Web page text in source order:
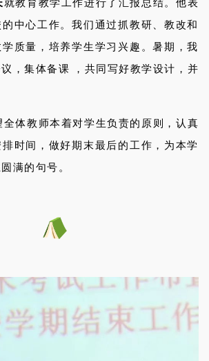
就教育教学工作进行了汇报总结。他表
中心工作。我们通过抓教研、教改和
质量，培养学生学习兴趣。暑期，我
，集体备课 ，共同写好教学设计，并
全体教师本着对学生负责的原则，认真
时间，做好期末最后的工作，为本学
满的句号。